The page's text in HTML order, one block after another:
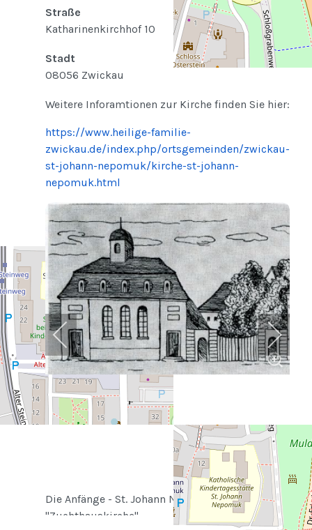
Straße
Katharinenkirchhof 10
Stadt
08056 Zwickau
Weitere Inforamtionen zur Kirche finden Sie hier:
https://www.heilige-familie-
zwickau.de/index.php/ortsgemeinden/zwickau-
st-johann-nepomuk/kirche-st-johann-
nepomuk.html
Die Anfänge - St. Johann Nepomuk als
"Zuchthauskirche"